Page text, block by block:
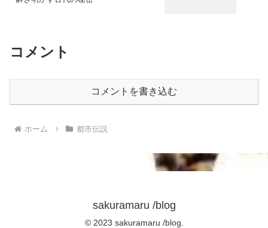
コメント
コメントを書き込む
ホーム 都市伝説
sakuramaru /blog
© 2023 sakuramaru /blog.